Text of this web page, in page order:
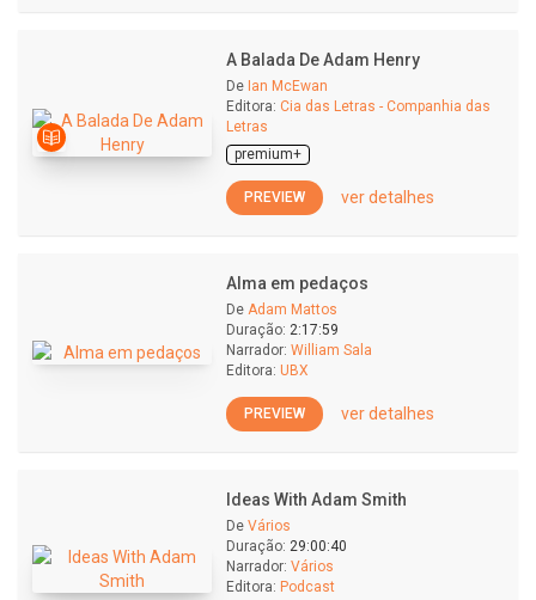
A Balada De Adam Henry
De Ian McEwan
Editora: Cia das Letras - Companhia das
Letras
premium+
PREVIEW ver detalhes
Alma em pedaços
De Adam Mattos
Duração: 2:17:59
Narrador: William Sala
Editora: UBX
PREVIEW ver detalhes
Ideas With Adam Smith
De Vários
Duração: 29:00:40
Narrador: Vários
Editora: Podcast